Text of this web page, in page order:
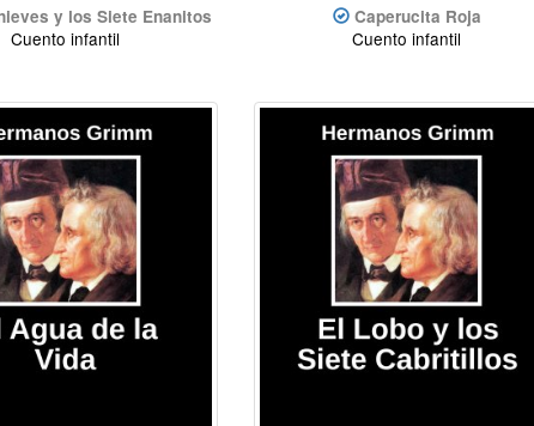
y los Siete Enanitos
Cuento infantil
Caperucita Roja
Cuento infantil